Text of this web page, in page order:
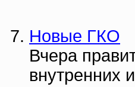
Новые ГКО
Вчера
внутренних